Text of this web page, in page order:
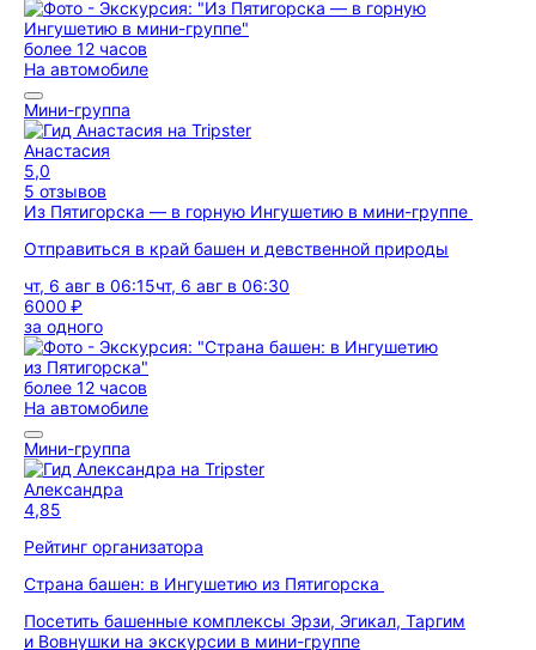
более 12 часов
На автомобиле
Мини-группа
Анастасия
5,0
5 отзывов
Из Пятигорска — в горную Ингушетию в мини-группе
Отправиться в край башен и девственной природы
чт, 6 авг в 06:15чт, 6 авг в 06:30
6000 ₽
за одного
более 12 часов
На автомобиле
Мини-группа
Александра
4,85
Рейтинг организатора
Страна башен: в Ингушетию из Пятигорска
Посетить башенные комплексы Эрзи, Эгикал, Таргим
и Вовнушки на экскурсии в мини-группе